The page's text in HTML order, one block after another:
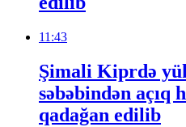
11:43
Şimali Kiprdə
səbəbindən açıq
qadağan edilib